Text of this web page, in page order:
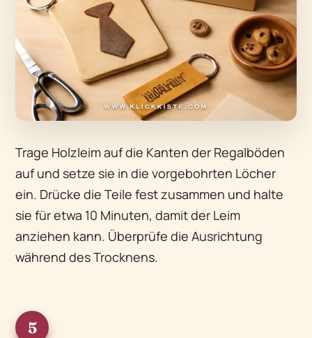
Trage Holzleim auf die Kanten der Regalböden
auf und setze sie in die vorgebohrten Löcher
ein. Drücke die Teile fest zusammen und halte
sie für etwa 10 Minuten, damit der Leim
anziehen kann. Überprüfe die Ausrichtung
während des Trocknens.
5